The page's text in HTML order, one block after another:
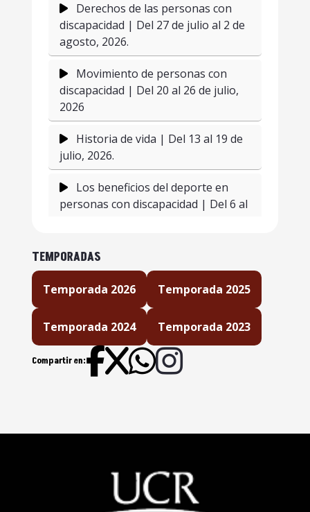
Derechos de las personas con
discapacidad | Del 27 de julio al 2 de
agosto, 2026.
Movimiento de personas con
discapacidad | Del 20 al 26 de julio,
2026
Historia de vida | Del 13 al 19 de
julio, 2026.
Los beneficios del deporte en
personas con discapacidad | Del 6 al
Puentes para la educación UCR |
Del 29 de junio al 5 de julio, 2026.
Los cambios en la movilidad de
las personas ciegas | Del 22 al 28 de
junio, 2026.
Somos parte de La U | Del 15 al
de junio, 2026
de junio, 2026
TEMPORADAS
Temporada 2026 Temporada 2025
Temporada 2024 Temporada 2023
Compartir en: